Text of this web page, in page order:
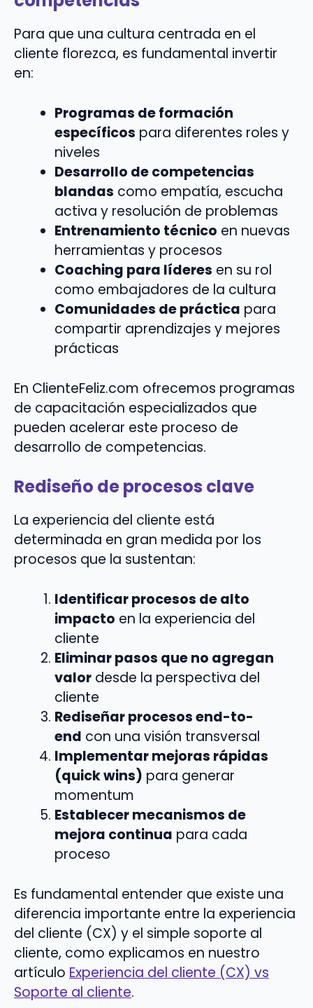
Para que una cultura centrada en el
cliente florezca, es fundamental invertir
en:
Programas de formación
específicos para diferentes roles y
niveles
Desarrollo de competencias
blandas como empatía, escucha
activa y resolución de problemas
Entrenamiento técnico en nuevas
herramientas y procesos
Coaching para líderes en su rol
como embajadores de la cultura
Comunidades de práctica para
compartir aprendizajes y mejores
prácticas
En ClienteFeliz.com ofrecemos programas
de capacitación especializados que
pueden acelerar este proceso de
desarrollo de competencias.
Rediseño de procesos clave
La experiencia del cliente está
determinada en gran medida por los
procesos que la sustentan:
Identificar procesos de alto
impacto en la experiencia del
cliente
Eliminar pasos que no agregan
valordesde la perspectiva del
cliente
Rediseñar procesos end-to-
end con una visión transversal
Implementar mejoras rápidas
(quick wins) para generar
momentum
Establecer mecanismos de
mejora continua para cada
proceso
Es fundamental entender que existe una
diferencia importante entre la experiencia
del cliente (CX) y el simple soporte al
cliente, como explicamos en nuestro
artículo Experiencia del cliente (CX) vs
Soporte al cliente.